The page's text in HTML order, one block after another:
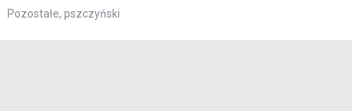
Pozostałe, pszczyński